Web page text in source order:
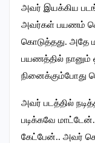
அவர் இயக்கிய
அவர்கள் பயணம்
கொடுத்தது. அதே
பயணத்தில் நானும்
நினைக்கும்போது
அவர் படத்தில்
படிக்கவே
கேட்பேன்.. அவர்